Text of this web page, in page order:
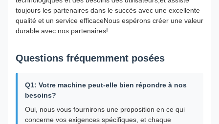
toujours les partenaires dans le succès avec une excellente
qualité et un service efficaceNous espérons créer une valeur
durable avec nos partenaires!
Questions fréquemment posées
Q1: Votre machine peut-elle bien répondre à nos
besoins?
Oui, nous vous fournirons une proposition en ce qui
concerne vos exigences spécifiques, et chaque